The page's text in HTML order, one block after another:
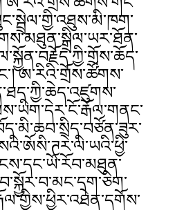
ཨ་རིའི་གྲོས་ཚོགས་